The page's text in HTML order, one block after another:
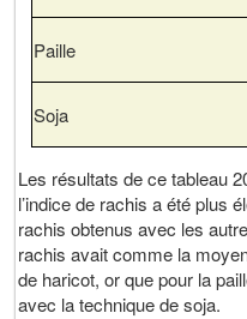
Paille
Soja
Les résultats de ce tableau
l’indice de rachis a été plus
rachis obtenus avec les
rachis avait comme la
de haricot, or que pour la
avec la technique de soja.